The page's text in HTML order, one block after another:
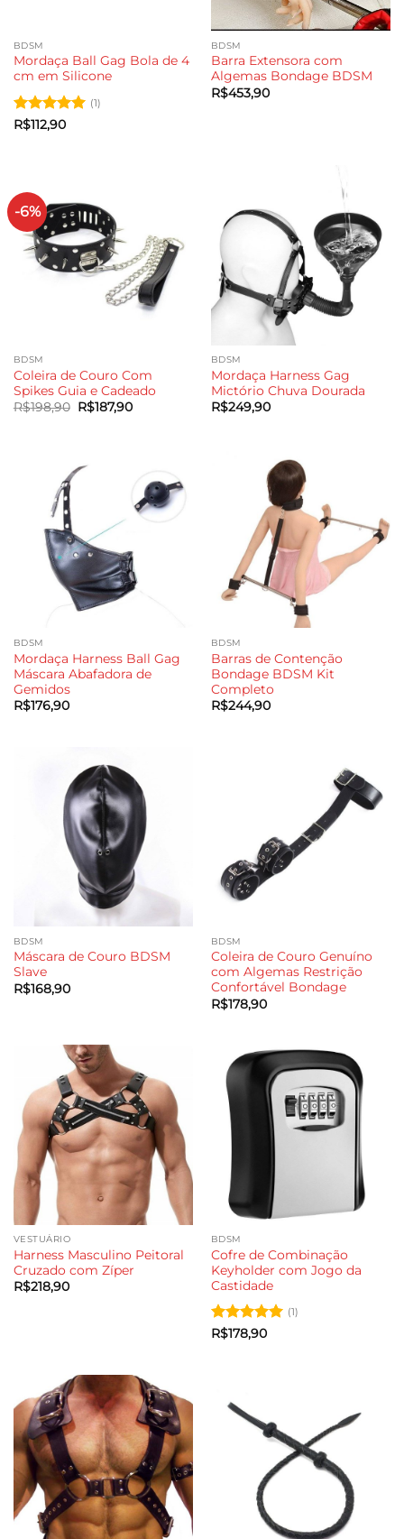
BDSM
Mordaça Ball Gag Bola de 4
cm em Silicone
Avaliação
(1)
R$112,90
BDSM
Barra Extensora com
Algemas Bondage BDSM
R$453,90
-6%
BDSM
Coleira de Couro Com
Spikes Guia e Cadeado
R$198,90 O
preço
R$187,90O
BDSM
Mordaça Harness Gag
Mictório Chuva Dourada
R$249,90
BDSM
Mordaça Harness Ball Gag
Máscara Abafadora de
Gemidos
R$176,90
BDSM
Barras de Contenção
Bondage BDSM Kit
Completo
R$244,90
BDSM
Máscara de Couro BDSM
Slave
R$168,90
BDSM
Coleira de Couro Genuíno
com Algemas Restrição
Confortável Bondage
R$178,90
VESTUÁRIO
Harness Masculino Peitoral
Cruzado com Zíper
R$218,90
BDSM
Cofre de Combinação
Keyholder com Jogo da
Castidade
Avaliação
(1)
R$178,90